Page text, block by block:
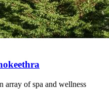
array of spa and wellness